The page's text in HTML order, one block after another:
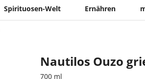
Spirituosen-Welt Ernähren
Nautilos Ouzo
700 ml